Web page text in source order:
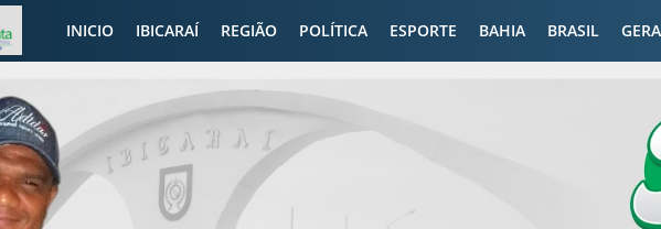
INICIO IBICARAÍ REGIÃO POLÍTICA ESPORTE BAHIA BRASIL